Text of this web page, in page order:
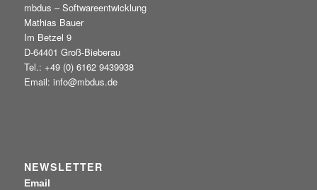
mbdus – Softwareentwicklung
Mathias Bauer
Im Betzel 9
D-64401 Groß-Bieberau
Tel.: +49 (0) 6162 9439938
Email: info@mbdus.de
NEWSLETTER
Email